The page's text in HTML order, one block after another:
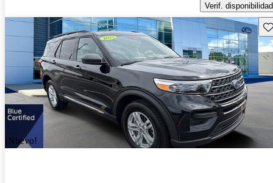
Verif. disponibilidad
¡Nuevo!